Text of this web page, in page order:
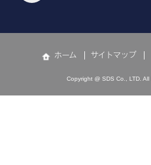
ホーム サイトマップ
Copyright @ SDS Co., LTD. All